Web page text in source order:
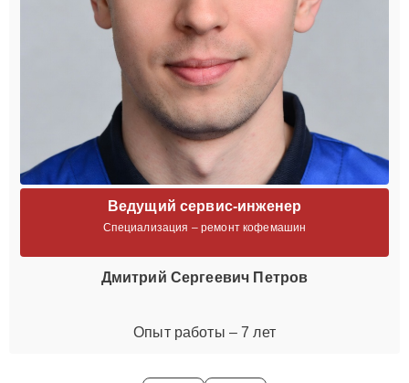
Ведущий сервис-инженер
Специализация – ремонт кофемашин
Дмитрий Сергеевич Петров
Опыт работы – 7 лет